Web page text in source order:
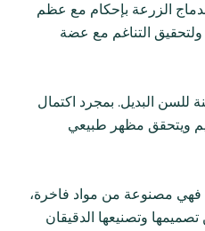
الزرعة بإحكام مع عظم
ولتحقيق التناغم مع عضة
للسن البديل. بمجرد اكتمال
ويتحقق مظهر طبيعي
فهي مصنوعة من مواد فاخرة،
وتصنيعها الدقيقان